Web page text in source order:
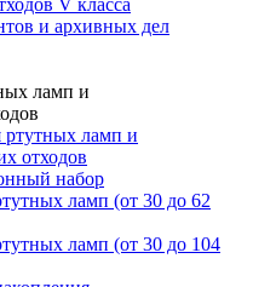
V класса
и архивных дел
ламп и
ртутных ламп и
отходов
набор
ламп (от 30 до 62
ламп (от 30 до 104